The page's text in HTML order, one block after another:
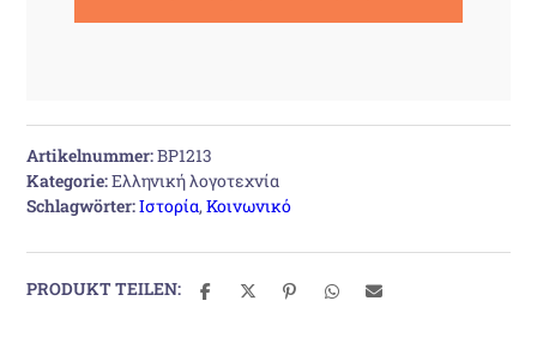
Artikelnummer:BP1213
Kategorie:Ελληνική λογοτεχνία
Schlagwörter:Ιστορία,Κοινωνικό
PRODUKT TEILEN: